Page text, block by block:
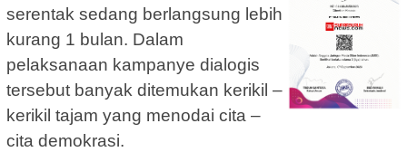
serentak sedang berlangsung lebih
kurang 1 bulan. Dalam
pelaksanaan kampanye dialogis
tersebut banyak ditemukan kerikil –
kerikil tajam yang menodai cita –
cita demokrasi.